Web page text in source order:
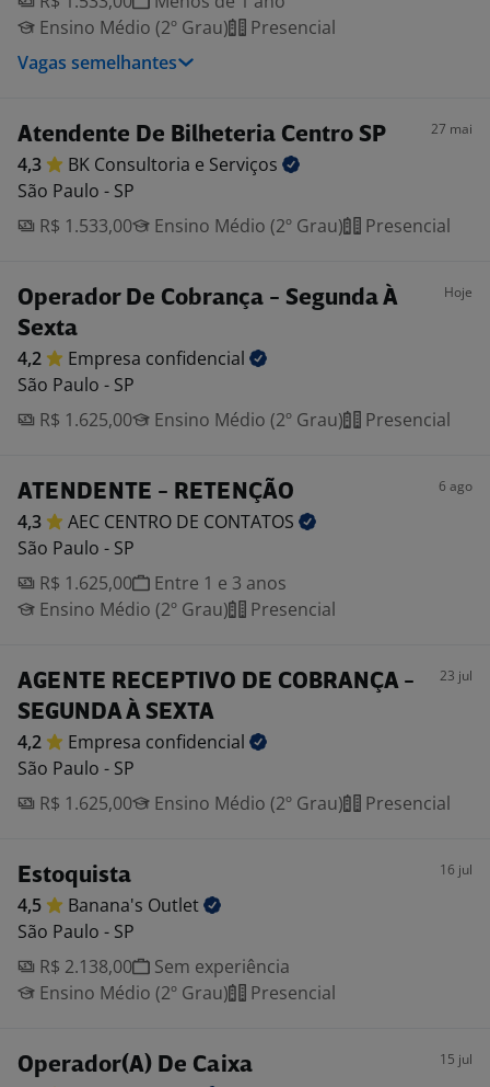
Ensino Médio (2º Grau)
Presencial
Vagas semelhantes
Atendente De Bilheteria Centro SP 27 mai
4,3 BK Consultoria e Serviços
São Paulo - SP
R$ 1.533,00
Ensino Médio (2º Grau) Presencial
Operador De Cobrança - Segunda À
Sexta
Hoje
4,2 Empresa confidencial
São Paulo - SP
R$ 1.625,00
Ensino Médio (2º Grau) Presencial
ATENDENTE - RETENÇÃO 6 ago
4,3 AEC CENTRO DE CONTATOS
São Paulo - SP
R$ 1.625,00
Entre 1 e 3 anos
Ensino Médio (2º Grau)
Presencial
AGENTE RECEPTIVO DE COBRANÇA -
SEGUNDA À SEXTA
23 jul
4,2 Empresa confidencial
São Paulo - SP
R$ 1.625,00
Ensino Médio (2º Grau) Presencial
Estoquista 16 jul
4,5 Banana's Outlet
São Paulo - SP
R$ 2.138,00
Sem experiência
Ensino Médio (2º Grau)
Presencial
Operador(A) De Caixa 15 jul